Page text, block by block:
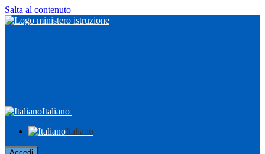
Salta al contenuto
Italiano
Italiano